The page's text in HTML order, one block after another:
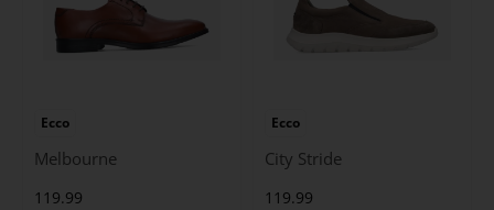
Ecco
Melbourne
119.99
Ecco
City Stride
119.99